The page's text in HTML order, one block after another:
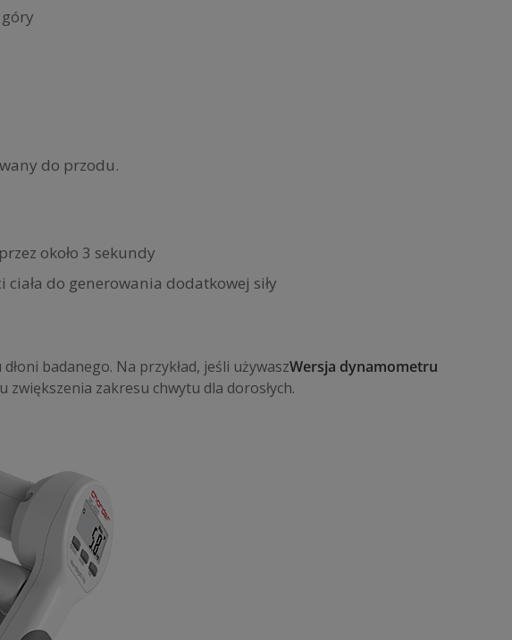
do przodu.
około 3 sekundy
do generowania dodatkowej siły
badanego. Na przykład, jeśli używaszWersja dynamometru
zakresu chwytu dla dorosłych.